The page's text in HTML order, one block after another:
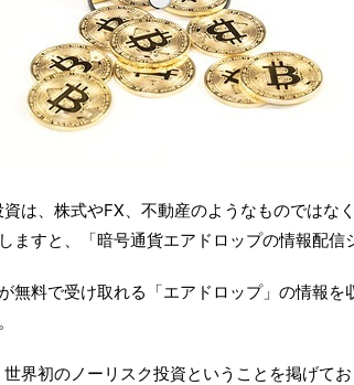
は、株式やFX、不動産のようなものではな
ますと、「暗号通貨エアドロップの情報配信
無料で受け取れる「エアドロップ」の情報を
界初のノーリスク投資ということを掲げて